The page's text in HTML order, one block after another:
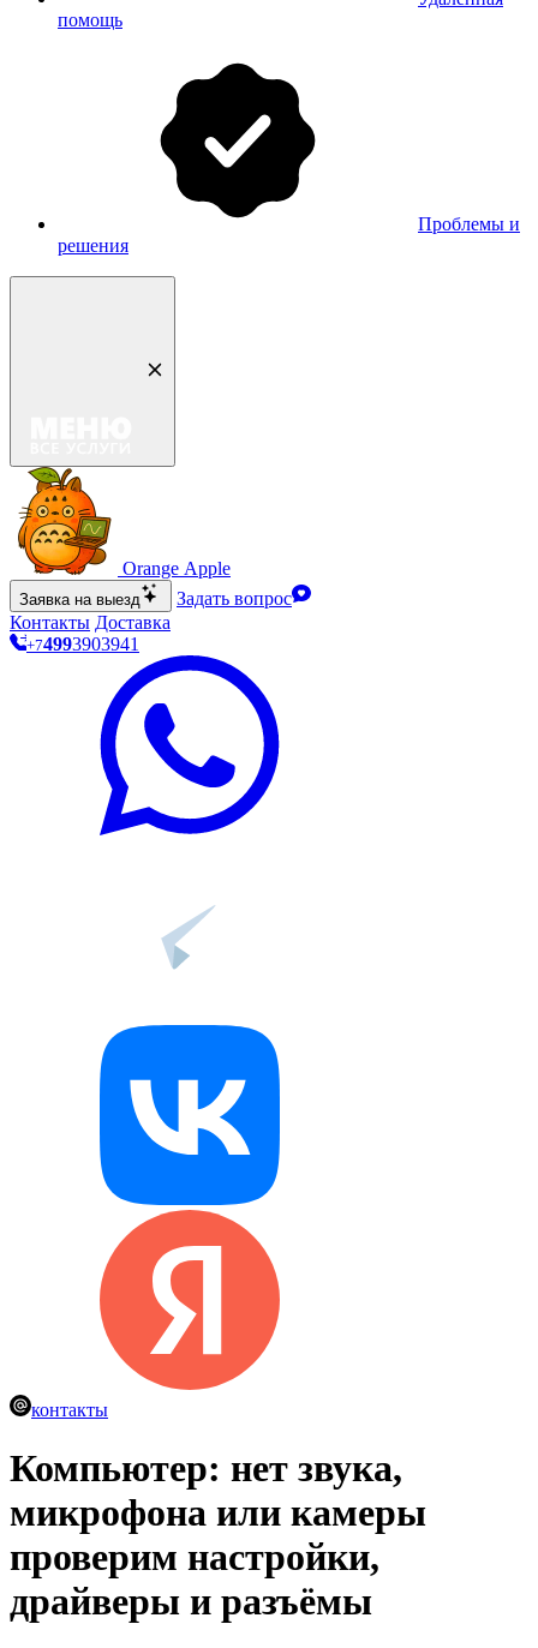
помощь
Проблемы и
решения
Orange Apple
Заявка на выезд
Задать вопрос
Контакты Доставка
+74993903941
контакты
Компьютер: нет звука,
микрофона или камеры
проверим настройки,
драйверы и разъёмы